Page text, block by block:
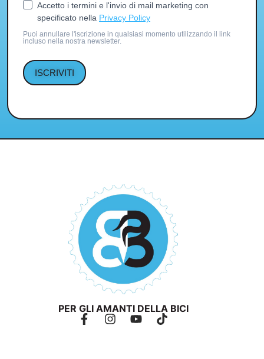
Accetto i termini e l'invio di mail marketing con
specificato nella Privacy Policy
Puoi annullare l'iscrizione in qualsiasi momento utilizzando il link
incluso nella nostra newsletter.
ISCRIVITI
PER GLI AMANTI DELLA BICI